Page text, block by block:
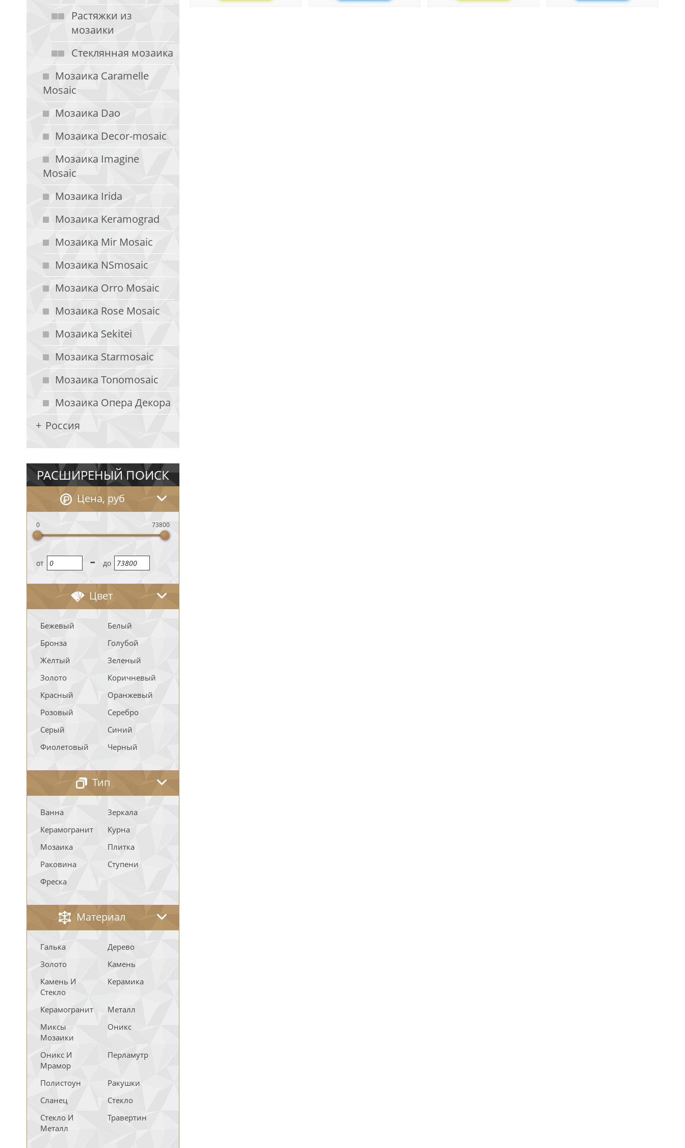
Растяжки из
мозаики
Стеклянная мозаика
Мозаика Caramelle
Mosaic
Мозаика Dao
Мозаика Decor-mosaic
Мозаика Imagine
Mosaic
Мозаика Irida
Мозаика Keramograd
Мозаика Mir Mosaic
Мозаика NSmosaic
Мозаика Orro Mosaic
Мозаика Rose Mosaic
Мозаика Sekitei
Мозаика Starmosaic
Мозаика Tonomosaic
Мозаика Опера Декора
Россия
РАСШИРЕНЫЙ ПОИСК
Цена, руб
0 73800
oт - до
Цвет
Бежевый
Белый
Бронза
Голубой
Жёлтый
Зеленый
Золото
Коричневый
Красный
Оранжевый
Розовый
Серебро
Серый
Синий
Фиолетовый
Черный
Тип
Ванна
Зеркала
Керамогранит
Курна
Мозаика
Плитка
Раковина
Ступени
Фреска
Материал
Галька
Дерево
Золото
Камень
Камень И
Стекло
Керамика
Керамогранит
Металл
Миксы
Мозаики
Оникс
Оникс И
Мрамор
Перламутр
Полистоун
Ракушки
Сланец
Стекло
Стекло И
Металл
Травертин